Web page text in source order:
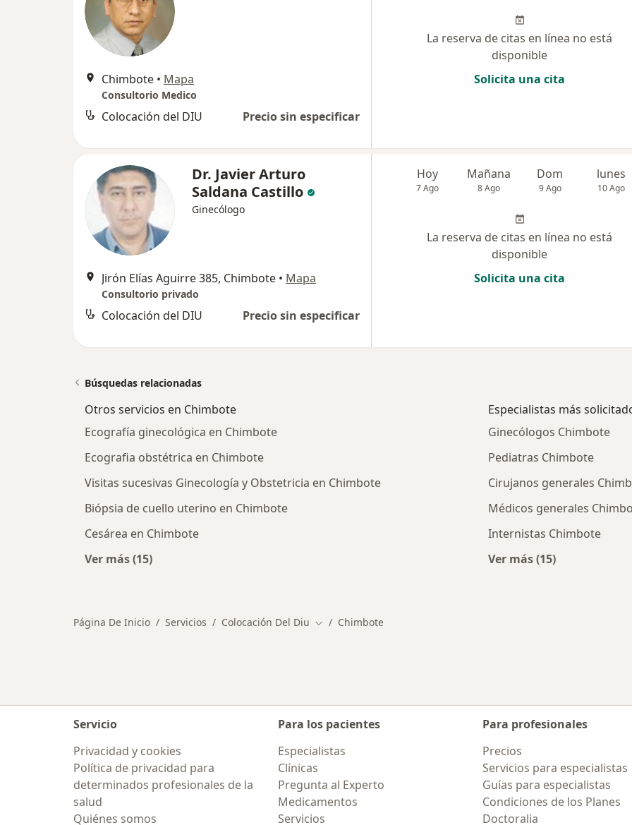
Chimbote • Mapa
Consultorio Medico
Colocación del DIU Precio sin especificar
La reserva de citas en línea no está
disponible
Solicita una cita
Dr. Javier Arturo
Saldana Castillo
Ginecólogo
Jirón Elías Aguirre 385, Chimbote • Mapa
Consultorio privado
Colocación del DIU Precio sin especificar
Hoy
7 Ago
Mañana
8 Ago
Dom
9 Ago
lunes
10 Ago
La reserva de citas en línea no está
disponible
Solicita una cita
Búsquedas relacionadas
Otros servicios en Chimbote
Ecografía ginecológica en Chimbote
Ecografia obstétrica en Chimbote
Visitas sucesivas Ginecología y Obstetricia en Chimbote
Biópsia de cuello uterino en Chimbote
Cesárea en Chimbote
Ver más (15)
Especialistas más
Ginecólogos Chimbote
Pediatras Chimbote
Cirujanos generales
Médicos generales
Internistas Chimbote
Ver más (15)
Página De Inicio Servicios Colocación Del Diu Cambiar de ciudad
Chimbote
Servicio
Privacidad y cookies
Política de privacidad para
determinados profesionales de la
salud
Quiénes somos
Para los pacientes
Especialistas
Clínicas
Pregunta al Experto
Medicamentos
Servicios
Para profesionales
Precios
Servicios para especialistas
Guías para especialistas
Condiciones de los Planes
Doctoralia